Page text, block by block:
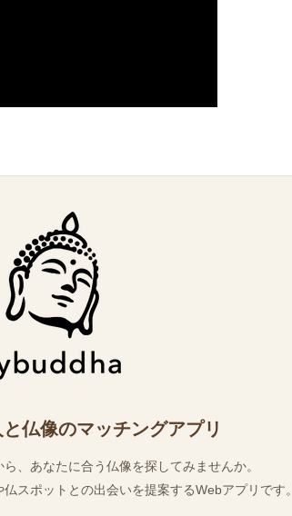
仏像のマッチングアプリ
、あなたに合う仏像を探してみませんか。
スポットとの出会いを提案するWebアプリです。